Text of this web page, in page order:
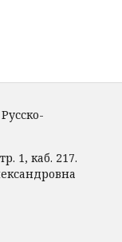
1, каб. 217.